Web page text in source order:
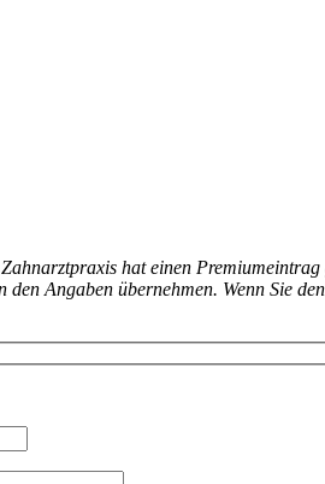
hat einen
Angaben übernehmen. Wenn Sie